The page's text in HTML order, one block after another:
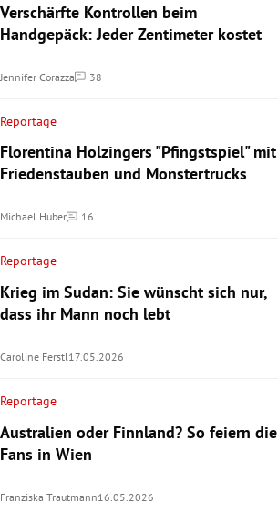
Verschärfte Kontrollen beim
Handgepäck: Jeder Zentimeter kostet
Jennifer Corazza 38
Kommentare
Reportage
Florentina Holzingers "Pfingstspiel" mit
Friedenstauben und Monstertrucks
Michael Huber 16
Kommentare
Reportage
Krieg im Sudan: Sie wünscht sich nur,
dass ihr Mann noch lebt
Caroline Ferstl17.05.2026
Reportage
Australien oder Finnland? So feiern die
Fans in Wien
Franziska Trautmann16.05.2026